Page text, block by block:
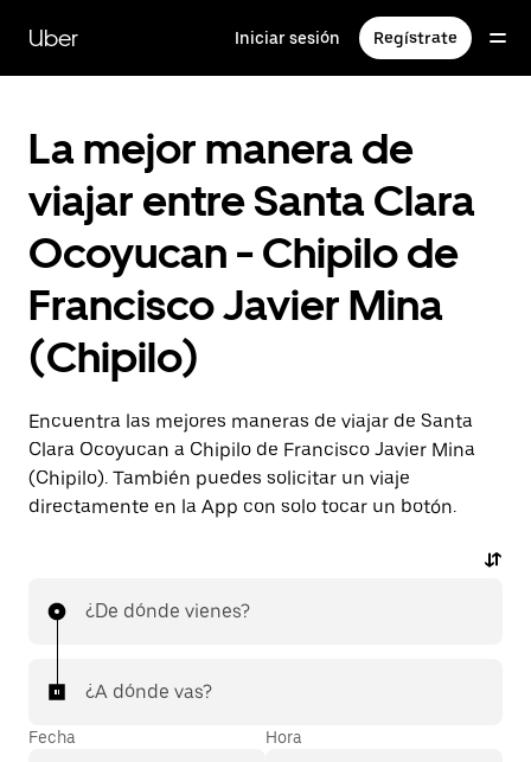
contenido
principal
Uber Iniciar sesión Regístrate
La mejor manera de
viajar entre Santa Clara
Ocoyucan - Chipilo de
Francisco Javier Mina
(Chipilo)
Encuentra las mejores maneras de viajar de Santa
Clara Ocoyucan a Chipilo de Francisco Javier Mina
(Chipilo). También puedes solicitar un viaje
directamente en la App con solo tocar un botón.
¿De dónde vienes?
¿A dónde vas?
Fecha Hora